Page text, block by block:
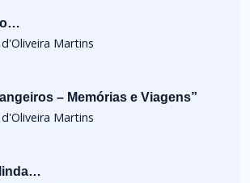
Martins
– Memórias e Viagens”
Martins